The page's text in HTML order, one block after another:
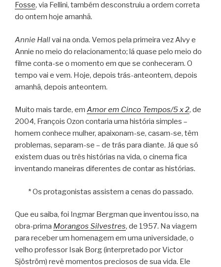
Fosse, via Fellini, também desconstruiu a ordem correta
do ontem hoje amanhã.
Annie Hallvai na onda. Vemos pela primeira vez Alvy e
Annie no meio do relacionamento; lá quase pelo meio do
filme conta-se o momento em que se conheceram. O
tempo vai e vem. Hoje, depois trás-anteontem, depois
amanhã, depois anteontem.
Muito mais tarde, em Amor em Cinco Tempos/5 x 2, de
2004, François Ozon contaria uma história simples –
homem conhece mulher, apaixonam-se, casam-se, têm
problemas, separam-se – de trás para diante. Já que só
existem duas ou três histórias na vida, o cinema fica
inventando maneiras diferentes de contar as histórias.
* Os protagonistas assistem a cenas do passado.
Que eu saiba, foi Ingmar Bergman que inventou isso, na
obra-prima Morangos Silvestres, de 1957. Na viagem
para receber um homenagem em uma universidade, o
velho professor Isak Borg (interpretado por Victor
Sjöström) revê momentos preciosos de sua vida. Ele